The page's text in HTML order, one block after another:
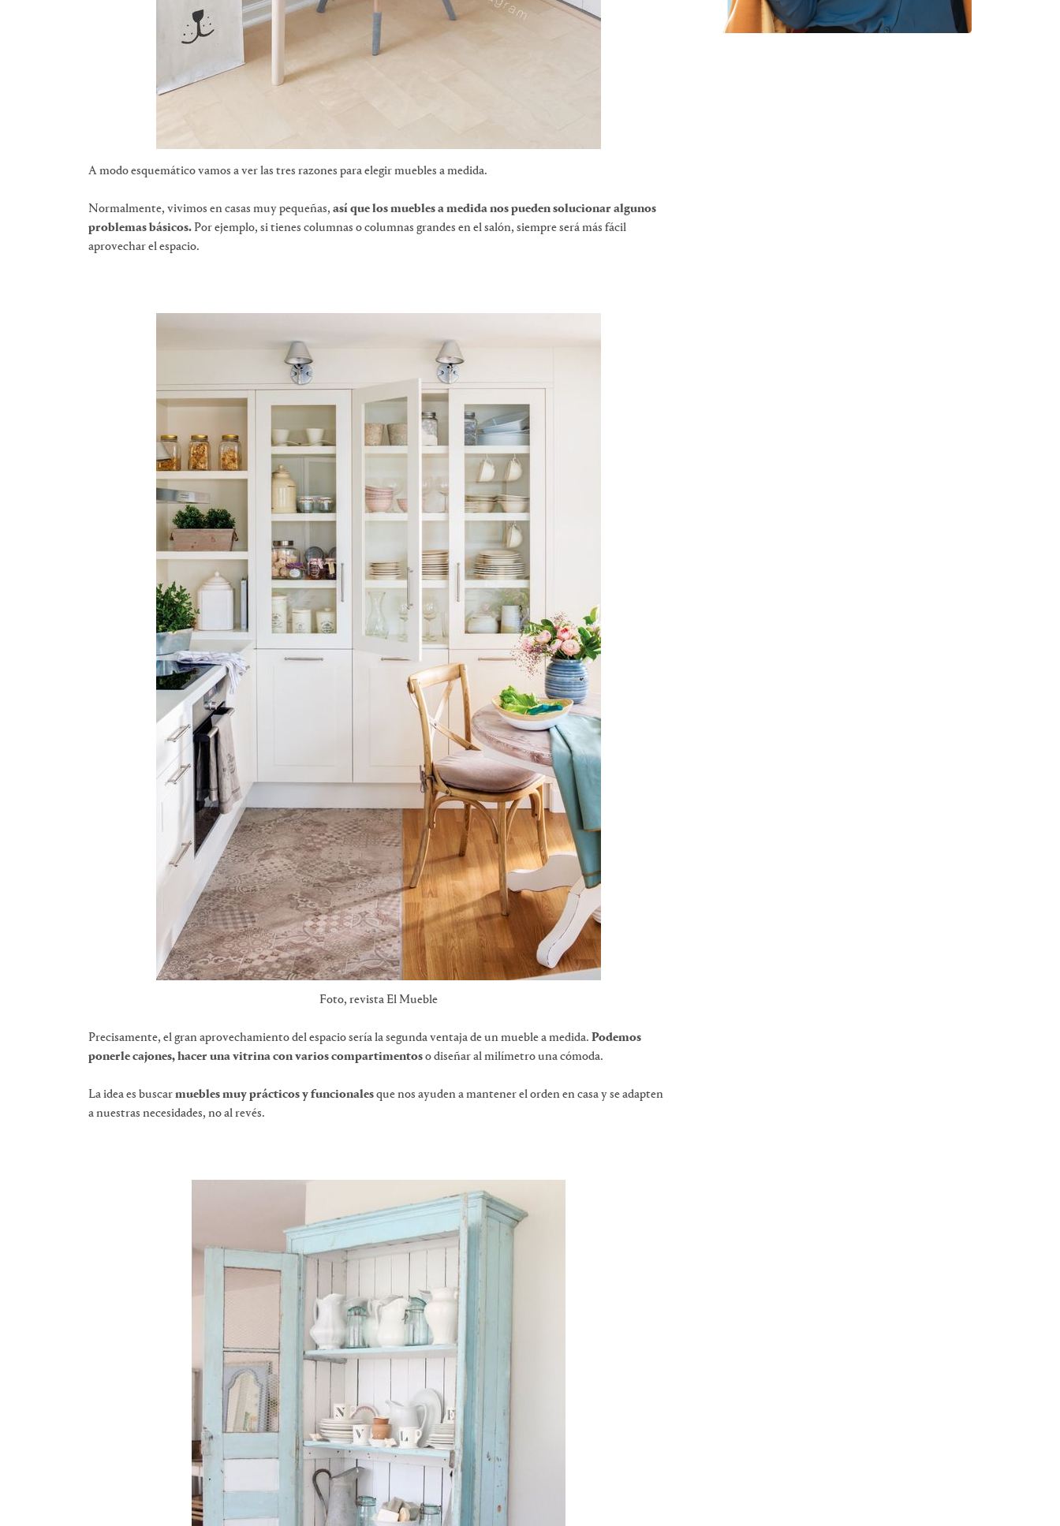
A modo esquemático vamos a ver las tres razones para elegir muebles a medida.
Normalmente, vivimos en casas muy pequeñas, así que los muebles a medida nos pueden solucionar algunos
problemas básicos. Por ejemplo, si tienes columnas o columnas grandes en el salón, siempre será más fácil
aprovechar el espacio.
Foto, revista El Mueble
Precisamente, el gran aprovechamiento del espacio sería la segunda ventaja de un mueble a medida. Podemos
ponerle cajones, hacer una vitrina con varios compartimentoso diseñar al milímetro una cómoda.
La idea es buscarmuebles muy prácticos y funcionalesque nos ayuden a mantener el orden en casa y se adapten
a nuestras necesidades, no al revés.